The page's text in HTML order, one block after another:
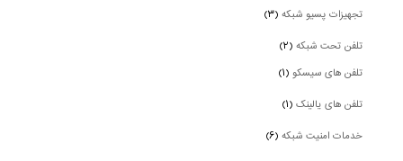
تجهیزات پسیو شبکه(۳)
تلفن تحت شبکه(۲)
تلفن های سیسکو(۱)
تلفن های یالینک(۱)
خدمات امنیت شبکه(۶)